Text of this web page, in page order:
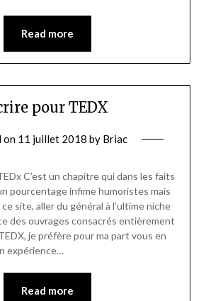
Read more
pour TEDX
on 11 juillet 2018 by Briac
C’est un chapitre qui dans les faits
pourcentage infime humoristes mais
site, aller du général à l’ultime niche
des ouvrages consacrés entièrement
je préfère pour ma part vous en
expérience…
Read more